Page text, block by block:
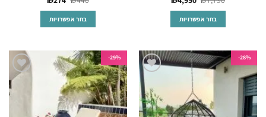
בחר אפשרויות
יש
מספר
סוגים.
ניתן
לבחור
בחר אפשרויות
יש
מספר
סוגים.
ניתן
לבחור
28%-
לרשימת
המשאלות
29%-